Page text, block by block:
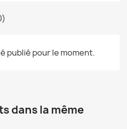
publié pour le moment.
dans la même